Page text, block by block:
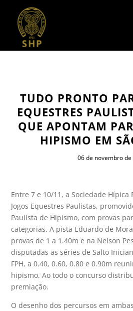
TUDO PRONTO
EQUESTRES
QUE APONTAM
HIPISMO EM
06 de novembro de
Entre 7 e 10/11, a Sociedade Hípica
Jogos Equestres Paulistas,
Paulista de Hipismo, com provas
categorias. A pista Eduardo de
provas de 1 a 1.40m e na Nelson
disputadas as séries de Salto
FPH, a 0.40, 0.60, 0.80 e 0.90m
hipismo. Ao todo o concurso
premiação.
O desenho dos percursos em